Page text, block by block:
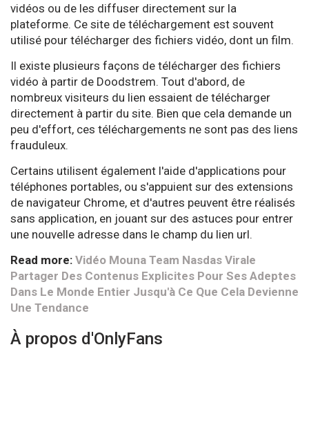
vidéos ou de les diffuser directement sur la
plateforme. Ce site de téléchargement est souvent
utilisé pour télécharger des fichiers vidéo, dont un film.
Il existe plusieurs façons de télécharger des fichiers
vidéo à partir de Doodstrem. Tout d'abord, de
nombreux visiteurs du lien essaient de télécharger
directement à partir du site. Bien que cela demande un
peu d'effort, ces téléchargements ne sont pas des liens
frauduleux.
Certains utilisent également l'aide d'applications pour
téléphones portables, ou s'appuient sur des extensions
de navigateur Chrome, et d'autres peuvent être réalisés
sans application, en jouant sur des astuces pour entrer
une nouvelle adresse dans le champ du lien url.
Read more: Vidéo Mouna Team Nasdas Virale
Partager Des Contenus Explicites Pour Ses Adeptes
Dans Le Monde Entier Jusqu'à Ce Que Cela Devienne
Une Tendance
À propos d'OnlyFans